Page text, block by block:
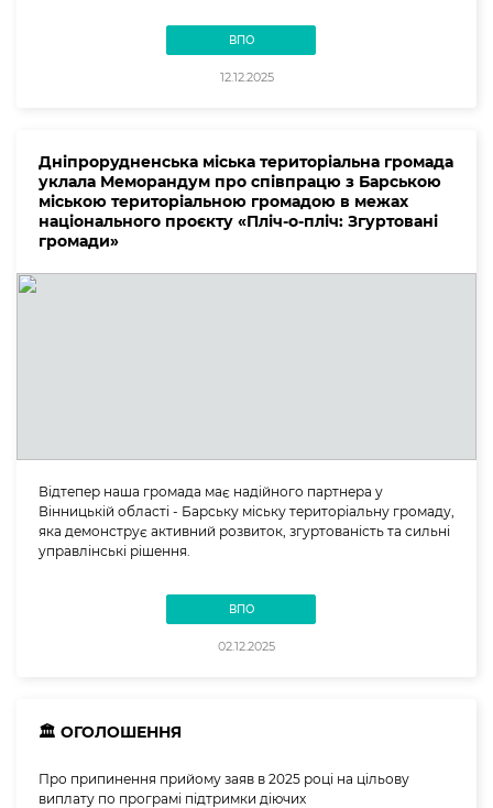
ВПО
12.12.2025
Дніпрорудненська міська територіальна громада
уклала Меморандум про співпрацю з Барською
міською територіальною громадою в межах
національного проєкту «Пліч-о-пліч: Згуртовані
громади»
Відтепер наша громада має надійного партнера у
Вінницькій області - Барську міську територіальну громаду,
яка демонструє активний розвиток, згуртованість та сильні
управлінські рішення.
ВПО
02.12.2025
🏛️ ОГОЛОШЕННЯ
Про припинення прийому заяв в 2025 році на цільову
виплату по програмі підтримки діючих